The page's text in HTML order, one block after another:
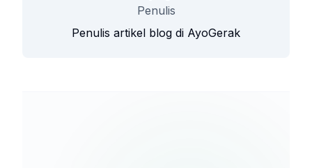
Penulis
Penulis artikel blog di AyoGerak